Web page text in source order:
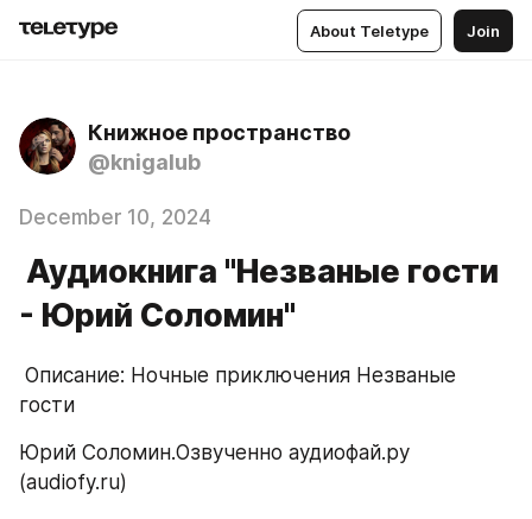
About Teletype Join
Книжное пространство
@knigalub
December 10, 2024
Аудиокнига "Незваные гости
- Юрий Соломин"
гости
Юрий Соломин.Озвученно аудиофай.ру
(audiofy.ru)